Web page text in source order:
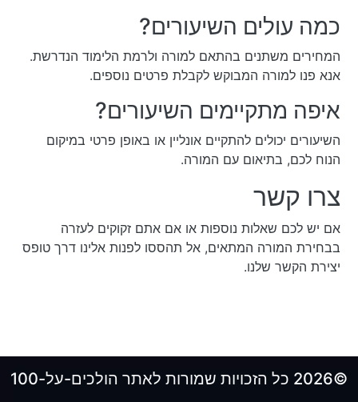
כמה עולים השיעורים?
המחירים משתנים בהתאם למורה ולרמת הלימוד הנדרשת.
אנא פנו למורה המבוקש לקבלת פרטים נוספים.
איפה מתקיימים השיעורים?
השיעורים יכולים להתקיים אונליין או באופן פרטי במיקום
הנוח לכם, בתיאום עם המורה.
צרו קשר
אם יש לכם שאלות נוספות או אם אתם זקוקים לעזרה
בבחירת המורה המתאים, אל תהססו לפנות אלינו דרך טופס
יצירת הקשר שלנו.
©2026 כל הזכויות שמורות לאתר הולכים-על-100